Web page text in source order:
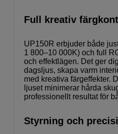
Full kreativ
UP150R erbjuder både
1 800–10 000K) och full
och effektlägen. Det ger
dagsljus, skapa varm
med kreativa färgeffekter.
ljuset minimerar hårda
professionellt resultat för
Styrning och